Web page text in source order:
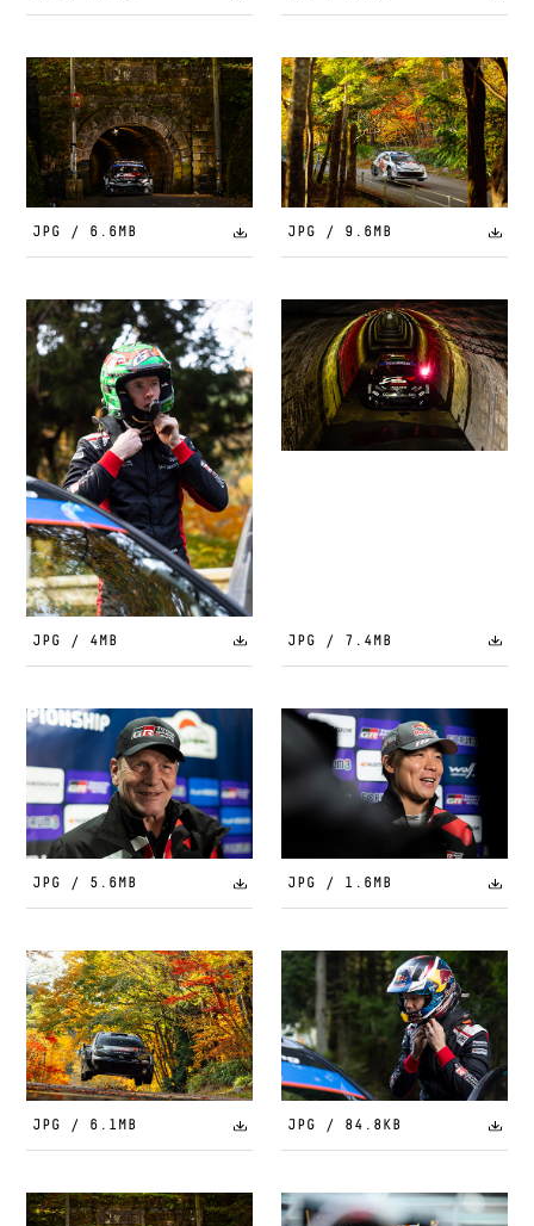
JPG / 6.6MB JPG / 9.6MB
JPG / 4MB JPG / 7.4MB
JPG / 5.6MB JPG / 1.6MB
JPG / 6.1MB JPG / 84.8KB